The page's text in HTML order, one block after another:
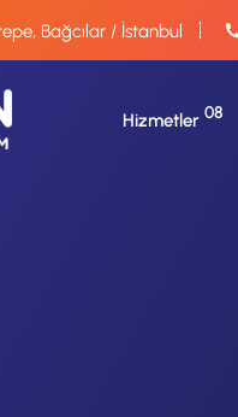
Bağcılar / İstanbul
Hizmetler 08